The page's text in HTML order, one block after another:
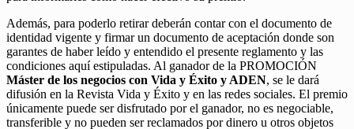
Además, para poderlo retirar deberán contar con el documento de
identidad vigente y firmar un documento de aceptación donde son
garantes de haber leído y entendido el presente reglamento y las
condiciones aquí estipuladas. Al ganador de la PROMOCIÓN
Máster de los negocios con Vida y Éxito y ADEN, se le dará
difusión en la Revista Vida y Éxito y en las redes sociales. El premio
únicamente puede ser disfrutado por el ganador, no es negociable,
transferible y no pueden ser reclamados por dinero u otros objetos